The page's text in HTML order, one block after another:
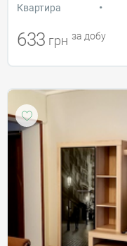
Квартира •
633 грн за добу